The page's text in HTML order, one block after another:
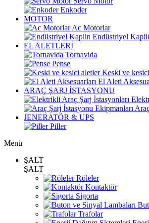
Enkoder
MOTOR
Ac Motorlar
Endüstriyel
EL ALETLERİ
Tornavida
Pense
Keski ve
El Aleti
ARAÇ ŞARJ İSTASYONU
JENERATÖR & UPS
Piller
Menü
ŞALT
ŞALT
Röleler
Kontaktör
Sigorta
Trafolar